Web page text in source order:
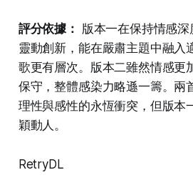
評分依據： 版本一在保持情感
靈動創新，能在嚴肅主題中融入
歌更有層次。版本二雖然情感更
保守，整體感染力略遜一籌。兩
理性與感性的永恆衝突，但版本
穎動人。
RetryDL